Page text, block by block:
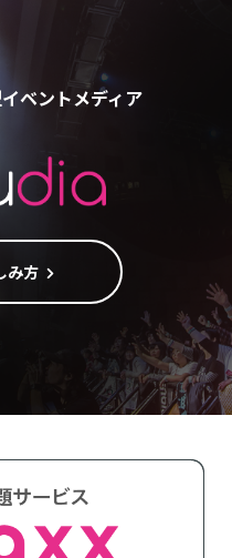
ベントメディア
み方